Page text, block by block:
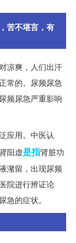
，苦不堪言，有
凉爽，人们出汗
常的。尿频尿急
频尿急严重影响
应用。中医认
阳虚是指肾脏功
潴留，出现尿频
院进行辨证论
的症状。